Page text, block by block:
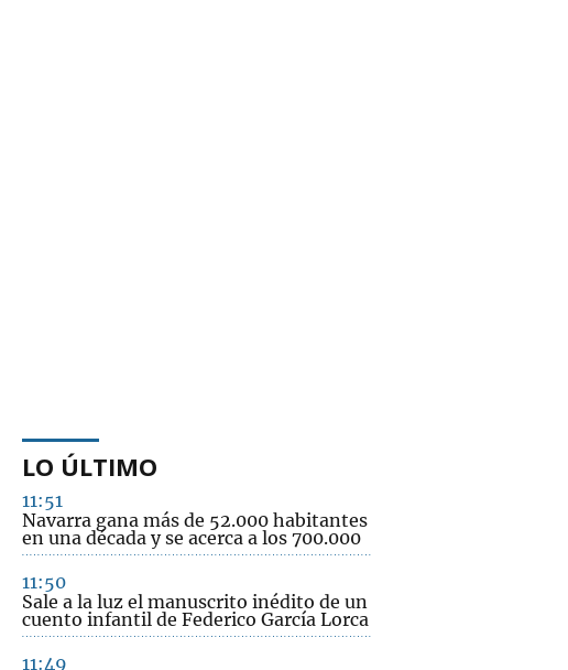
LO ÚLTIMO
11:51
Navarra gana más de 52.000 habitantes
en una década y se acerca a los 700.000
11:50
Sale a la luz el manuscrito inédito de un
cuento infantil de Federico García Lorca
11:49